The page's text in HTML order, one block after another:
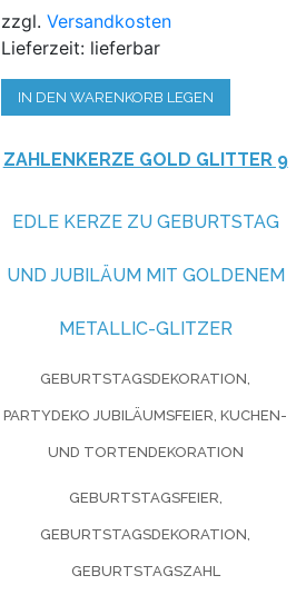
zzgl.Versandkosten
Lieferzeit: lieferbar
IN DEN WARENKORB LEGEN
ZAHLENKERZE GOLD GLITTER 9
EDLE KERZE ZU GEBURTSTAG
UND JUBILÄUM MIT GOLDENEM
METALLIC-GLITZER
GEBURTSTAGSDEKORATION,
PARTYDEKO JUBILÄUMSFEIER, KUCHEN-
UND TORTENDEKORATION
GEBURTSTAGSFEIER,
GEBURTSTAGSDEKORATION,
GEBURTSTAGSZAHL